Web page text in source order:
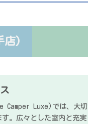
店)
Camper Luxe)では、大
。広々とした室内と充